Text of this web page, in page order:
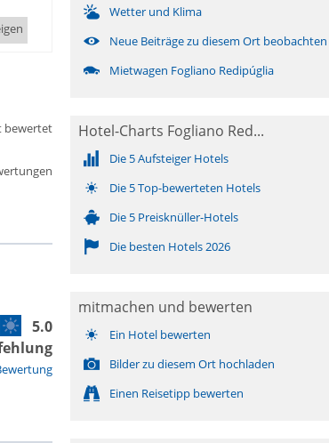
bewertet
5.0
Wetter und Klima
Neue Beiträge zu diesem Ort beobachten
Mietwagen Fogliano Redipúglia
Hotel-Charts Fogliano Red...
Die 5 Aufsteiger Hotels
Die 5 Top-bewerteten Hotels
Die 5 Preisknüller-Hotels
Die besten Hotels 2026
mitmachen und bewerten
Ein Hotel bewerten
Bilder zu diesem Ort hochladen
Einen Reisetipp bewerten